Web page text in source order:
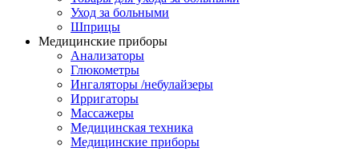
Уход за больными
Шприцы
Медицинские приборы
Анализаторы
Глюкометры
Ингаляторы /небулайзеры
Ирригаторы
Массажеры
Медицинская техника
Медицинские приборы